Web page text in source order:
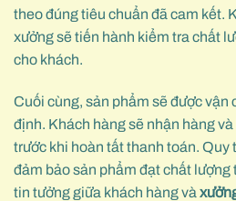
theo đúng tiêu chuẩn đã cam kết.
xưởng sẽ tiến hành kiểm tra chất
cho khách.
Cuối cùng, sản phẩm sẽ được vận
định. Khách hàng sẽ nhận hàng
trước khi hoàn tất thanh toán. Quy
đảm bảo sản phẩm đạt chất lượng
tin tưởng giữa khách hàng và